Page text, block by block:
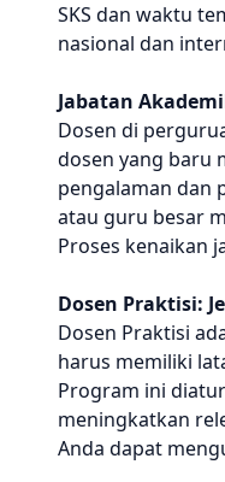
SKS dan waktu
nasional dan
Jabatan
Dosen di
dosen yang baru
pengalaman dan
atau guru besar
Proses kenaikan
Dosen Praktisi:
Dosen Praktisi
harus memiliki
Program ini
meningkatkan
Anda dapat